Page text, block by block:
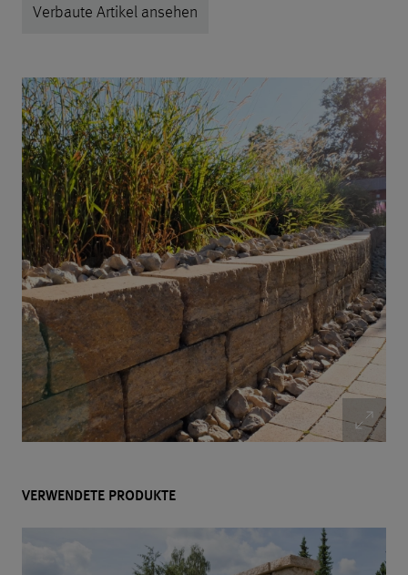
Verbaute Artikel ansehen
VERWENDETE PRODUKTE